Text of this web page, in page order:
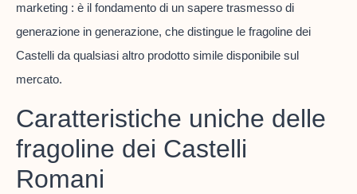
marketing : è il fondamento di un sapere trasmesso di
generazione in generazione, che distingue le fragoline dei
Castelli da qualsiasi altro prodotto simile disponibile sul
mercato.
Caratteristiche uniche delle
fragoline dei Castelli
Romani